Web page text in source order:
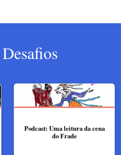
Podcast: Uma leitura da cena
do Frade